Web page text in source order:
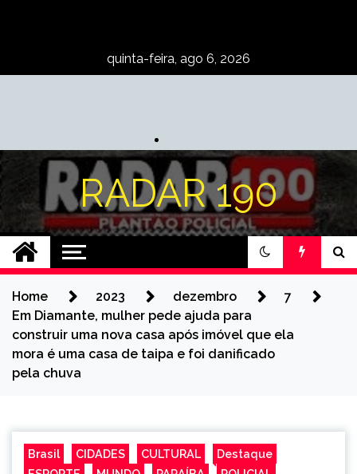
quinta-feira, ago 6, 2026
RADAR 190
Home 2023 dezembro
7
Em Diamante, mulher pede ajuda para
construir uma nova casa após imóvel que ela
mora é uma casa de taipa e foi danificado
pela chuva
Brasil CIDADES CULTURAL
Destaque